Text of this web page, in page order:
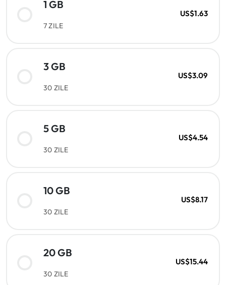
1 GB
7 ZILE
US$1.63
3 GB
30 ZILE
US$3.09
5 GB
30 ZILE
US$4.54
10 GB
30 ZILE
US$8.17
20 GB
30 ZILE
US$15.44